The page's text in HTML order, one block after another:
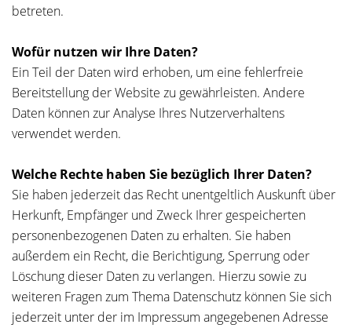
betreten.
Wofür nutzen wir Ihre Daten?
Ein Teil der Daten wird erhoben, um eine fehlerfreie
Bereitstellung der Website zu gewährleisten. Andere
Daten können zur Analyse Ihres Nutzerverhaltens
verwendet werden.
Welche Rechte haben Sie bezüglich Ihrer Daten?
Sie haben jederzeit das Recht unentgeltlich Auskunft über
Herkunft, Empfänger und Zweck Ihrer gespeicherten
personenbezogenen Daten zu erhalten. Sie haben
außerdem ein Recht, die Berichtigung, Sperrung oder
Löschung dieser Daten zu verlangen. Hierzu sowie zu
weiteren Fragen zum Thema Datenschutz können Sie sich
jederzeit unter der im Impressum angegebenen Adresse